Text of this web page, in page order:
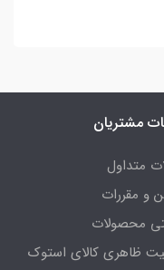
مشتریان
متداول
و مقررات
محصولات
ظاهری کالای استوک